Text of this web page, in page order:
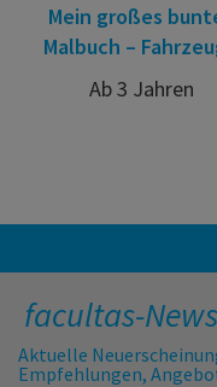
Mein großes
Malbuch –
Ab 3 Jahren
facultas-
Aktuelle
Empfehlungen,